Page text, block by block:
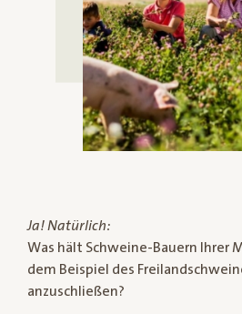
Ja! Natürlich:
Was hält Schweine-Bauern Ihrer
dem Beispiel des
anzuschließen?